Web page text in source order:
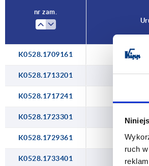
ruch
nr zam.
K0528.1709161
K0528.1713201
K0528.1717241
K0528.1723301
K0528.1729361
K0528.1733401